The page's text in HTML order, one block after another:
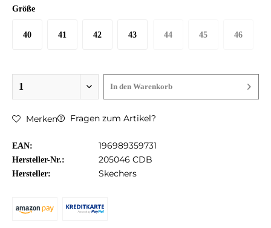
Größe
40 41 42 43 44 45 46
In den Warenkorb
Merken Fragen zum Artikel?
EAN: 196989359731
Hersteller-Nr.: 205046 CDB
Hersteller: Skechers